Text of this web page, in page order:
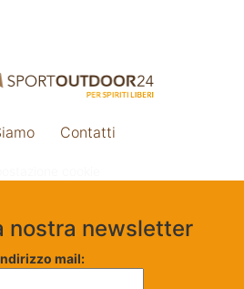
Contatti
nostra newsletter
mail: